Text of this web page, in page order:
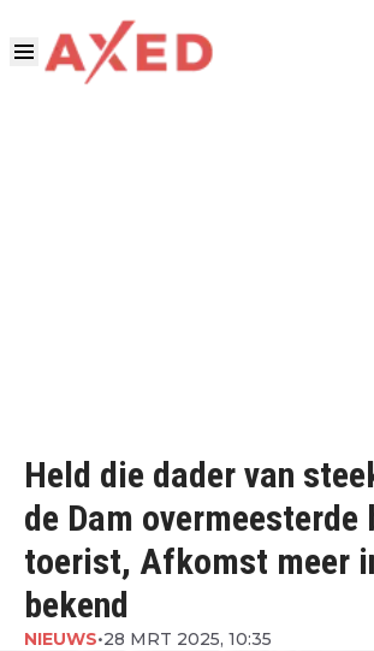
Held die dader van
de Dam
toerist, Afkomst meer
bekend
NIEUWS•28 MRT 2025, 10:35